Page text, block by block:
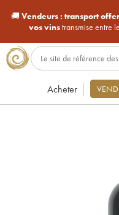
🚚Vendeurs : transport
vos vinstransmise entre
Acheter